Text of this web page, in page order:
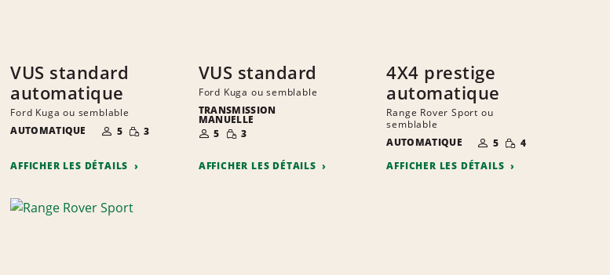
VUS standard
automatique
Ford Kuga ou semblable
AUTOMATIQUE
NOMBRE DE
PERSONNES
5 QUANTITÉ
RÉDUITE
3
AFFICHER LES DÉTAILS
VUS standard
Ford Kuga ou semblable
TRANSMISSION
MANUELLE
NOMBRE DE
PERSONNES
5 QUANTITÉ
RÉDUITE
3
AFFICHER LES DÉTAILS
4X4 prestige
automatique
Range Rover Sport ou
semblable
AUTOMATIQUE
NOMBRE DE
PERSONNES
5 QUANTITÉ
RÉDUITE
4
AFFICHER LES DÉTAILS